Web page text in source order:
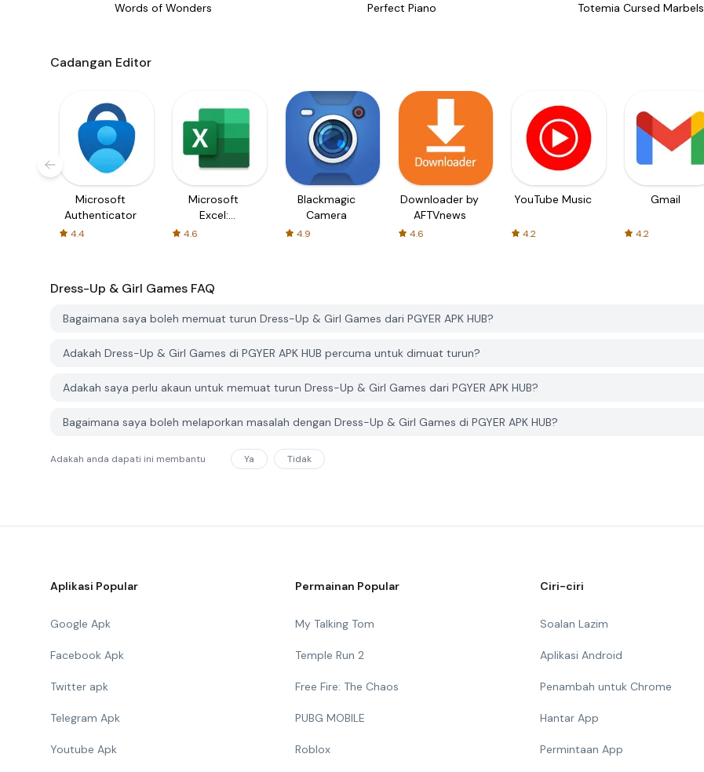
Words of Wonders Perfect Piano Totemia Cursed Marbels
Cadangan Editor
Microsoft
Authenticator
4.4
Microsoft
Excel:
Spreadsheets
4.6
Blackmagic
Camera
4.9
Downloader by
AFTVnews
4.6
YouTube Music
4.2
Gmail
4.2
Dress-Up & Girl Games FAQ
Bagaimana saya boleh memuat turun Dress-Up & Girl Games dari PGYER APK HUB?
Adakah Dress-Up & Girl Games di PGYER APK HUB percuma untuk dimuat turun?
Adakah saya perlu akaun untuk memuat turun Dress-Up & Girl Games dari PGYER APK HUB?
Bagaimana saya boleh melaporkan masalah dengan Dress-Up & Girl Games di PGYER APK HUB?
Adakah anda dapati ini membantu Ya Tidak
Aplikasi Popular
Google Apk
Facebook Apk
Twitter apk
Telegram Apk
Youtube Apk
Permainan Popular
My Talking Tom
Temple Run 2
Free Fire: The Chaos
PUBG MOBILE
Roblox
Ciri-ciri
Soalan Lazim
Aplikasi Android
Penambah untuk Chrome
Hantar App
Permintaan App